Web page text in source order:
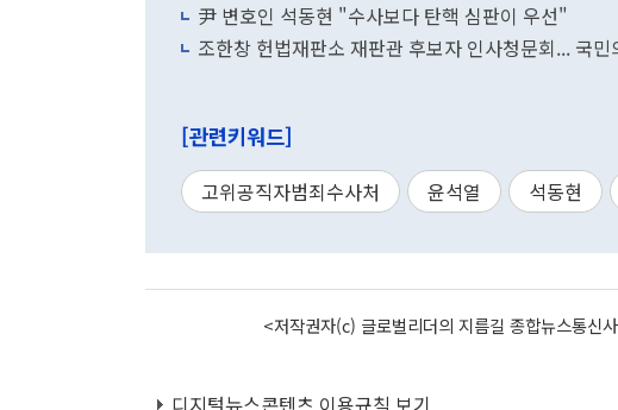
尹 변호인 석동현 "수사보다 탄핵 심판이 우선"
조한창 헌법재판소 재판관 후보자 인사청문회... 국민
[관련키워드]
고위공직자범죄수사처 윤석열 석동현
<저작권자(c) 글로벌리더의 지름길 종합뉴스통
디지털뉴스콘텐츠 이용규칙 보기